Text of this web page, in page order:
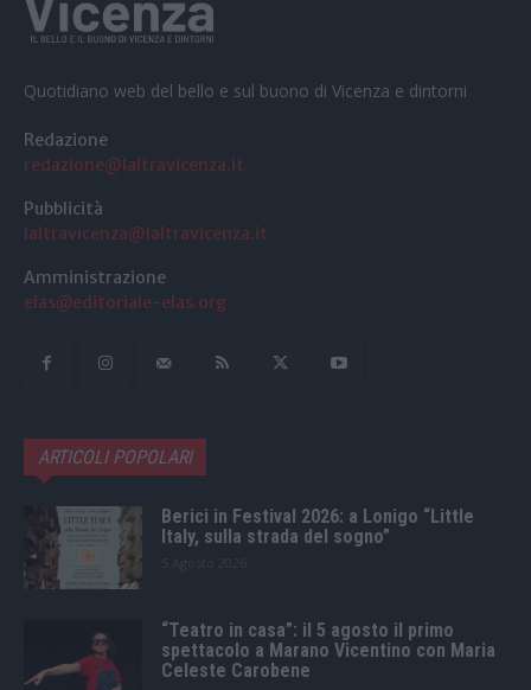
Quotidiano web del bello e sul buono di Vicenza e dintorni
Redazione
redazione@laltravicenza.it
Pubblicità
laltravicenza@laltravicenza.it
Amministrazione
elas@editoriale-elas.org
ARTICOLI POPOLARI
Berici in Festival 2026: a Lonigo “Little
Italy, sulla strada del sogno”
“Teatro in casa”: il 5 agosto il primo
spettacolo a Marano Vicentino con Maria
Celeste Carobene